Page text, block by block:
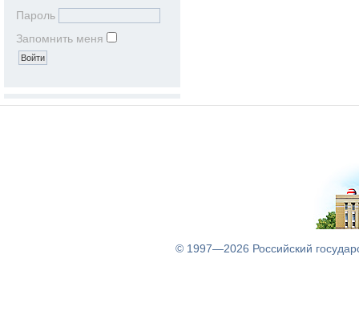
Пароль
Запомнить меня
© 1997—2026 Российский